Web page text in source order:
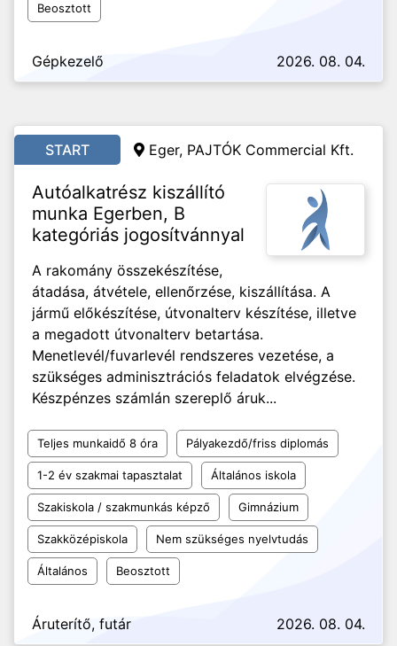
Beosztott
Gépkezelő 2026. 08. 04.
START Eger, PAJTÓK Commercial Kft.
Autóalkatrész kiszállító
munka Egerben, B
kategóriás jogosítvánnyal
A rakomány összekészítése,
átadása, átvétele, ellenőrzése, kiszállítása. A
jármű előkészítése, útvonalterv készítése, illetve
a megadott útvonalterv betartása.
Menetlevél/fuvarlevél rendszeres vezetése, a
szükséges adminisztrációs feladatok elvégzése.
Készpénzes számlán szereplő áruk...
Teljes munkaidő 8 óra Pályakezdő/friss diplomás
1-2 év szakmai tapasztalat Általános iskola
Szakiskola / szakmunkás képző Gimnázium
Szakközépiskola Nem szükséges nyelvtudás
Általános Beosztott
Áruterítő, futár 2026. 08. 04.